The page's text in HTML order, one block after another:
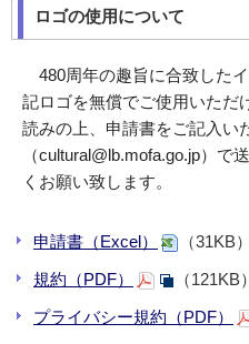
ロゴの使用について
480周年の趣旨に合致した
記ロゴを無償でご使用いただ
読みの上、申請書をご記入い
（cultural@lb.mofa.go.jp）で
くお願い致します。
申請書（Excel）
（31KB）
規約（PDF）
（121KB）
プライバシー規約（PDF）